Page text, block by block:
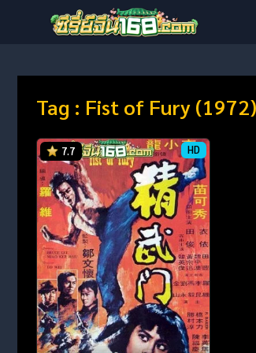
Tag : Fist of Fury
7.7 HD